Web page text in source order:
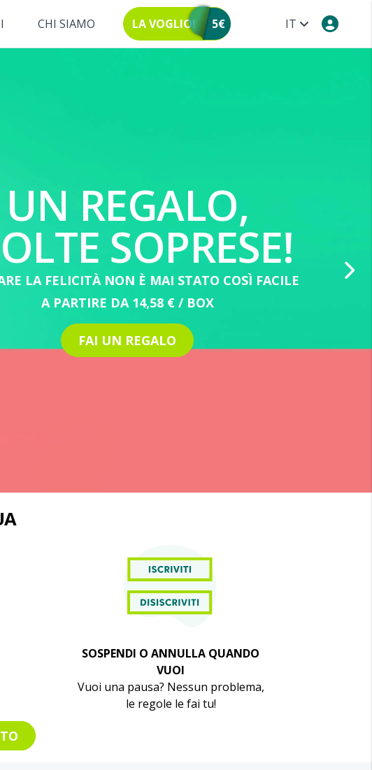
IT
CHI SIAMO LA VOGLIO! 5€
UN REGALO,
SOPRESE!
LA FELICITÀ NON È MAI STATO COSÌ FACILE
A PARTIRE DA 14,58 € / BOX
FAI UN REGALO
SOSPENDI O ANNULLA QUANDO
VUOI
Vuoi una pausa? Nessun problema,
le regole le fai tu!